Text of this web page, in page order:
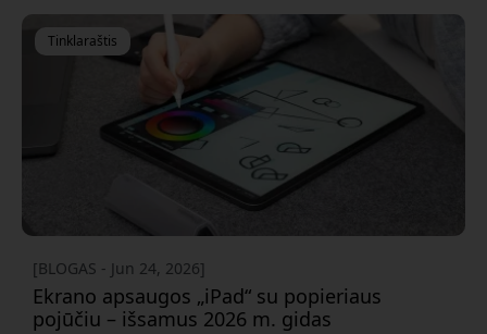
Tinklaraštis
[BLOGAS - Jun 24, 2026]
Ekrano apsaugos „iPad“ su popieriaus
pojūčiu – išsamus 2026 m. gidas